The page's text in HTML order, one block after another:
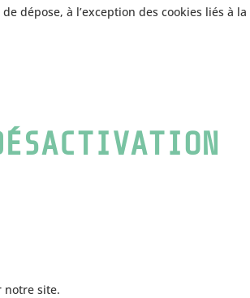
dépose, à l’exception des cookies liés à la
notre site.